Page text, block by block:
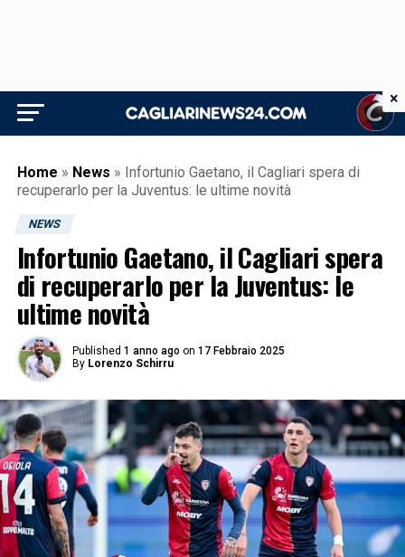
Home » News » Infortunio Gaetano, il Cagliari spera di
recuperarlo per la Juventus: le ultime novità
NEWS
Infortunio Gaetano, il Cagliari spera
di recuperarlo per la Juventus: le
ultime novità
Published 1 anno ago on 17 Febbraio 2025
By Lorenzo Schirru
×